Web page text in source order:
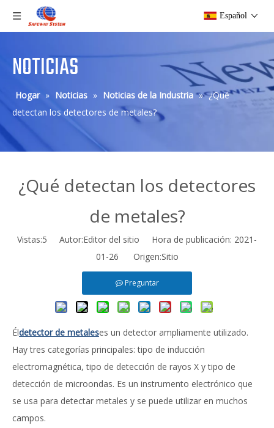
Español
NOTICIAS
Hogar » Noticias » Noticias de la Industria » ¿Qué
detectan los detectores de metales?
¿Qué detectan los detectores
de metales?
Vistas:5 Autor:Editor del sitio Hora de publicación: 2021-
01-26 Origen:Sitio
Preguntar
Éldetector de metaleses un detector ampliamente utilizado.
Hay tres categorías principales: tipo de inducción
electromagnética, tipo de detección de rayos X y tipo de
detección de microondas. Es un instrumento electrónico que
se usa para detectar metales y se puede utilizar en muchos
campos.